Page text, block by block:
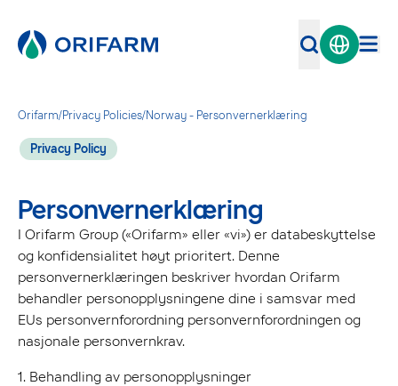
Orifarm/Privacy Policies/Norway - Personvernerklæring
Privacy Policy
Personvernerklæring
I Orifarm Group («Orifarm» eller «vi») er databeskyttelse
og konfidensialitet høyt prioritert. Denne
personvernerklæringen beskriver hvordan Orifarm
behandler personopplysningene dine i samsvar med
EUs personvernforordning personvernforordningen og
nasjonale personvernkrav.
1. Behandling av personopplysninger